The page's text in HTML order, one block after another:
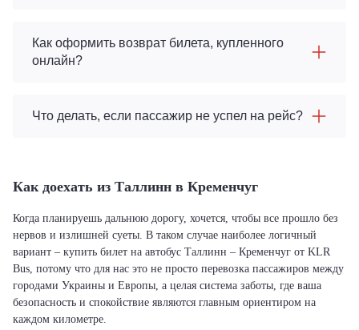
Как оформить возврат билета, купленного
онлайн?
Что делать, если пассажир не успел на рейс?
Как доехать из Таллинн в Кременчуг
Когда планируешь дальнюю дорогу, хочется, чтобы все прошло без
нервов и излишней суеты. В таком случае наиболее логичный
вариант – купить билет на автобус Таллинн – Кременчуг от KLR
Bus, потому что для нас это не просто перевозка пассажиров между
городами Украины и Европы, а целая система заботы, где ваша
безопасность и спокойствие являются главным ориентиром на
каждом километре.